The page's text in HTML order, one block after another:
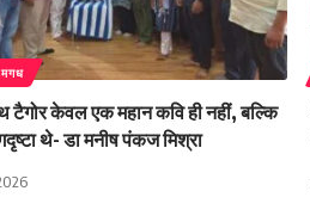
मगध
टैगोर केवल एक महान कवि ही नहीं, बल्कि
थे- डा मनीष पंकज मिश्रा